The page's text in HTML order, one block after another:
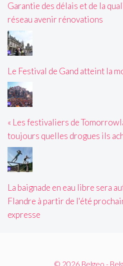
Garantie des délais et de la
réseau avenir rénovations
Le Festival de Gand atteint la
« Les festivaliers de
toujours quelles drogues ils
La baignade en eau libre sera
Flandre à partir de l'été
expresse
© 2026 Belgeo -